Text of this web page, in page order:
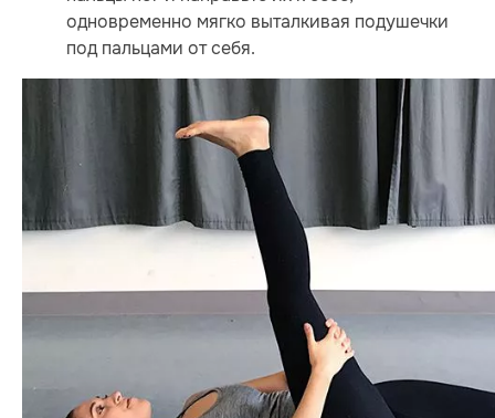
одновременно мягко выталкивая подушечки
под пальцами от себя.